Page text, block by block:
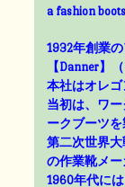
a fashion
1932年創業
【Danner】
本社はオレゴ
当初は、ワ
ークブーツを
第二次世界
の作業靴メー
1960年代に